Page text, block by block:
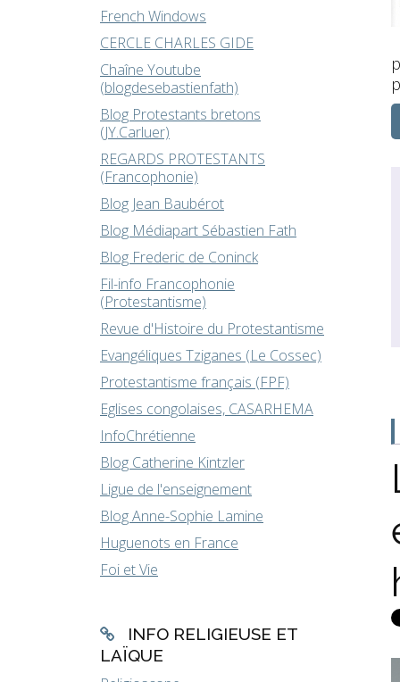
French Windows
CERCLE CHARLES GIDE
Chaîne Youtube
(blogdesebastienfath)
Blog Protestants bretons
(JY.Carluer)
REGARDS PROTESTANTS
(Francophonie)
Blog Jean Baubérot
Blog Médiapart Sébastien Fath
Blog Frederic de Coninck
Fil-info Francophonie
(Protestantisme)
Revue d'Histoire du Protestantisme
Evangéliques Tziganes (Le Cossec)
Protestantisme français (FPF)
Eglises congolaises, CASARHEMA
InfoChrétienne
Blog Catherine Kintzler
Ligue de l'enseignement
Blog Anne-Sophie Lamine
Huguenots en France
Foi et Vie
INFO RELIGIEUSE ET
LAÏQUE